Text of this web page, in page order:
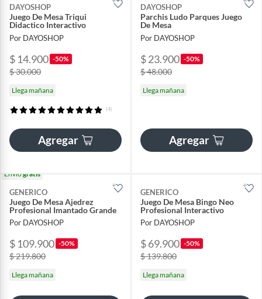
DAYOSHOP
Juego De Mesa Triqui
Didactico Interactivo
Por DAYOSHOP
$ 14.900 -50%
$ 30.000
Llega mañana
(4)
Agregar
DAYOSHOP
Parchis Ludo Parques Juego
De Mesa
Por DAYOSHOP
$ 23.900 -50%
$ 48.000
Llega mañana
Agregar
Envíogratis
GENERICO
Juego De Mesa Ajedrez
Profesional Imantado Grande
Por DAYOSHOP
$ 109.900 -50%
$ 219.800
Llega mañana
GENERICO
Juego De Mesa Bingo Neo
Profesional Interactivo
Por DAYOSHOP
$ 69.900 -50%
$ 139.800
Llega mañana